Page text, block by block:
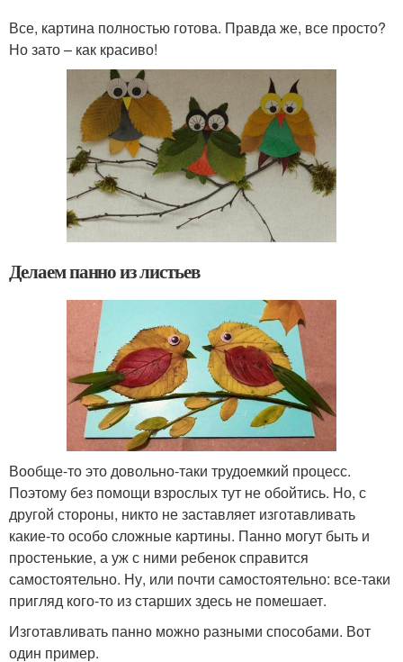
Все, картина полностью готова. Правда же, все просто?
Но зато – как красиво!
Делаем панно из листьев
Вообще-то это довольно-таки трудоемкий процесс.
Поэтому без помощи взрослых тут не обойтись. Но, с
другой стороны, никто не заставляет изготавливать
какие-то особо сложные картины. Панно могут быть и
простенькие, а уж с ними ребенок справится
самостоятельно. Ну, или почти самостоятельно: все-таки
пригляд кого-то из старших здесь не помешает.
Изготавливать панно можно разными способами. Вот
один пример.